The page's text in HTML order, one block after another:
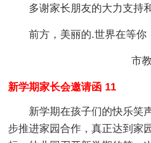
多谢家长朋友的大力支持
前方，美丽的.世界在等你
市教
新学期家长会邀请函 11
新学期在孩子们的快乐笑
步推进家园合作，真正达到家